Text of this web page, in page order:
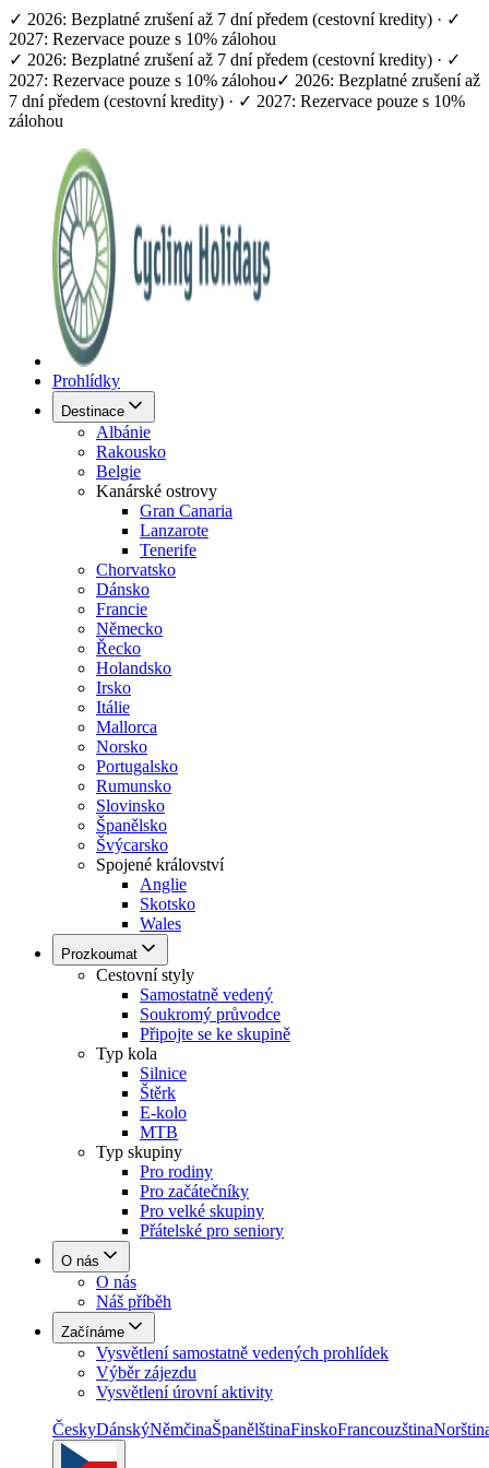
✓ 2026: Bezplatné zrušení až 7 dní předem (cestovní kredity) · ✓
2027: Rezervace pouze s 10% zálohou
✓ 2026: Bezplatné zrušení až 7 dní předem (cestovní kredity) · ✓
2027: Rezervace pouze s 10% zálohou✓ 2026: Bezplatné zrušení až
7 dní předem (cestovní kredity) · ✓ 2027: Rezervace pouze s 10%
zálohou
Prohlídky
Destinace
Albánie
Rakousko
Belgie
Kanárské ostrovy
Gran Canaria
Lanzarote
Tenerife
Chorvatsko
Dánsko
Francie
Německo
Řecko
Holandsko
Irsko
Itálie
Mallorca
Norsko
Portugalsko
Rumunsko
Slovinsko
Španělsko
Švýcarsko
Spojené království
Anglie
Skotsko
Wales
Prozkoumat
Cestovní styly
Samostatně vedený
Soukromý průvodce
Připojte se ke skupině
Typ kola
Silnice
Štěrk
E-kolo
MTB
Typ skupiny
Pro rodiny
Pro začátečníky
Pro velké skupiny
Přátelské pro seniory
O nás
O nás
Náš příběh
Začínáme
Vysvětlení samostatně vedených prohlídek
Výběr zájezdu
Vysvětlení úrovní aktivity
ČeskyDánskýNěmčinaŠpanělštinaFinskoFrancouzština